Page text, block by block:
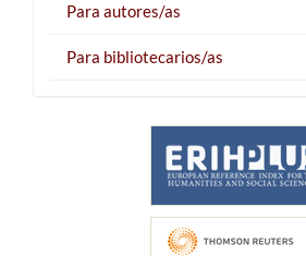
Para autores/as
Para bibliotecarios/as